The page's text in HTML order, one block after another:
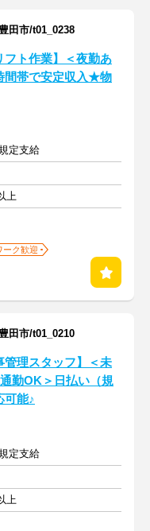
市/t01_0238
フト作業】＜夜勤あ
間帯で安定収入★物
定支給
上
ーク歓迎
市/t01_0210
管理スタッフ】＜未
勤OK＞日払い（規
可能♪
定支給
上